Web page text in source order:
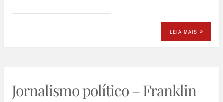
LEIA MAIS
Jornalismo político – Franklin